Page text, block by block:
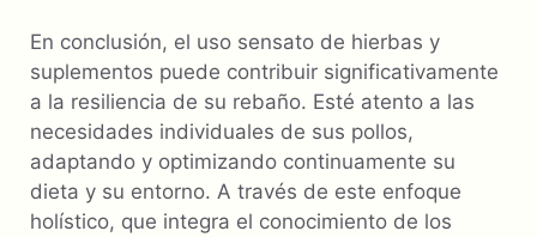
En conclusión, el uso sensato de hierbas y
suplementos puede contribuir significativamente
a la resiliencia de su rebaño. Esté atento a las
necesidades individuales de sus pollos,
adaptando y optimizando continuamente su
dieta y su entorno. A través de este enfoque
holístico, que integra el conocimiento de los